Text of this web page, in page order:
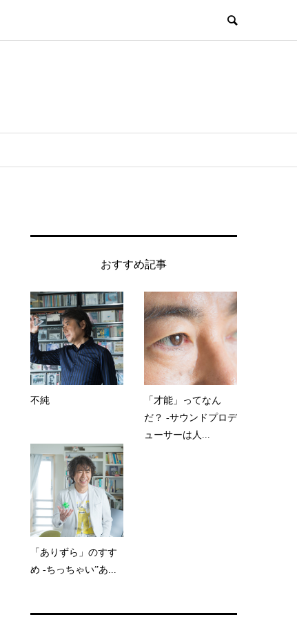
おすすめ記事
不純
「才能」ってなん
だ？ -サウンドプロデ
ューサーは人...
「ありずら」のすす
め -ちっちゃい”あ...